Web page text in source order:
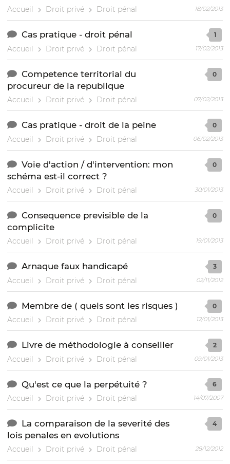
Accueil Droit privé Droit pénal 18/02/2013
Cas pratique - droit pénal
Accueil Droit privé Droit pénal
1
17/02/2013
Competence territorial du
procureur de la republique
Accueil Droit privé Droit pénal
0
07/02/2013
Cas pratique - droit de la peine
Accueil Droit privé Droit pénal
0
06/02/2013
Voie d'action / d'intervention: mon
schéma est-il correct ?
Accueil Droit privé Droit pénal
0
30/01/2013
Consequence previsible de la
complicite
Accueil Droit privé Droit pénal
0
19/01/2013
Arnaque faux handicapé
Accueil Droit privé Droit pénal
3
02/11/2012
Membre de ( quels sont les risques )
Accueil Droit privé Droit pénal
0
12/01/2013
Livre de méthodologie à conseiller
Accueil Droit privé Droit pénal
2
09/01/2013
Qu'est ce que la perpétuité ?
Accueil Droit privé Droit pénal
6
14/07/2007
La comparaison de la severité des
lois penales en evolutions
Accueil Droit privé Droit pénal
4
28/12/2012